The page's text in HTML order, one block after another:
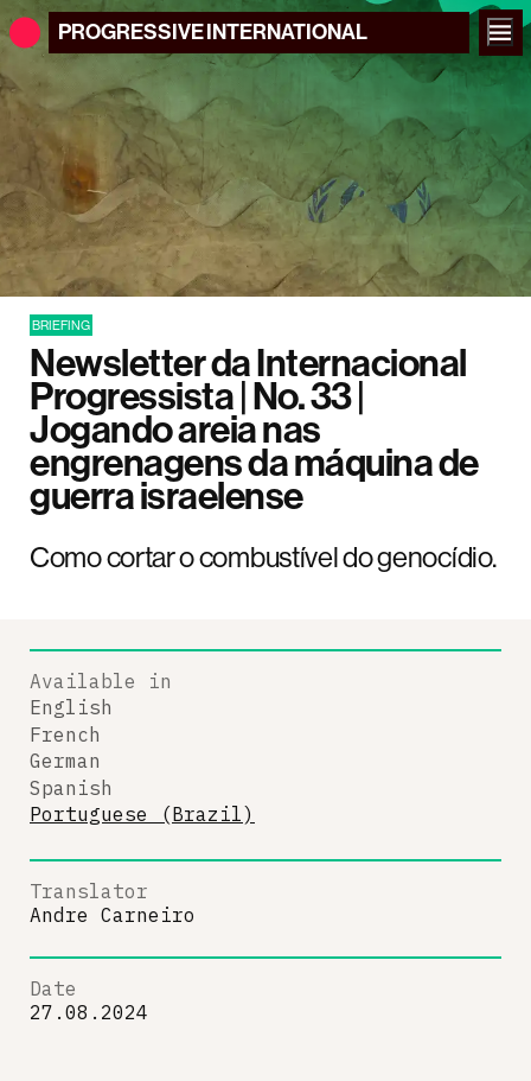
PROGRESSIVEINTERNATIONAL
BRIEFING
Newsletter da Internacional
Progressista | No. 33 |
Jogando areia nas
engrenagens da máquina de
guerra israelense
Como cortar o combustível do genocídio.
Available in
English
French
German
Spanish
Portuguese (Brazil)
Translator
Andre Carneiro
Date
27.08.2024